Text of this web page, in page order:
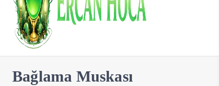
Bağlama Muskası